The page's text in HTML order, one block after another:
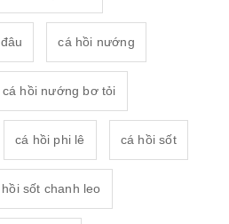
cá hồi nướng
cá hồi nướng bơ tỏi
cá hồi phi lê cá hồi sốt
sốt chanh leo